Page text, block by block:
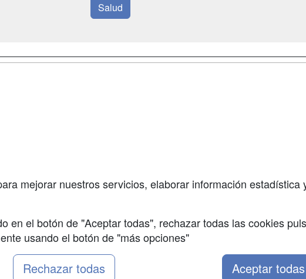
Salud
mejorar nuestros servicios, elaborar información estadística
en el botón de "Aceptar todas", rechazar todas las cookies
usando el botón de "más opciones"
Rechazar todas Aceptar todas